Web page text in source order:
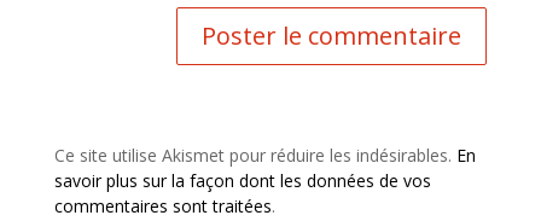
Ce site utilise Akismet pour réduire les indésirables. En
savoir plus sur la façon dont les données de vos
commentaires sont traitées.